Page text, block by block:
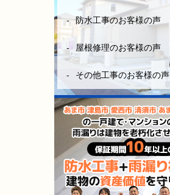
防水工事のお客様の声
屋根修理のお客様の声
その他工事のお客様の声